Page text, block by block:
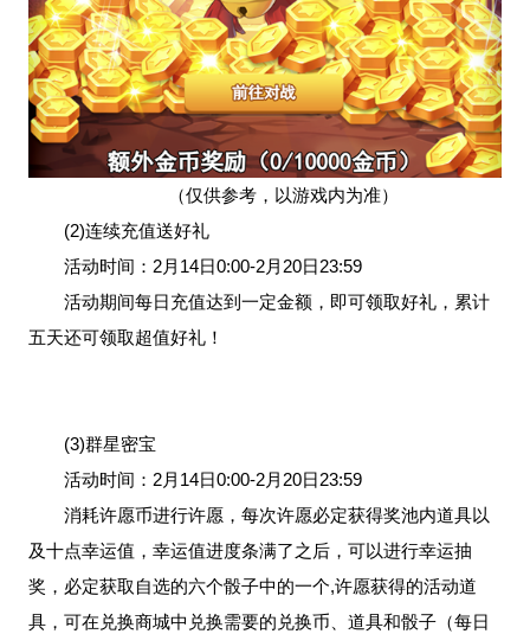
（仅供参考，以游戏内为准）
(2)连续充值送好礼
活动时间：2月14日0:00-2月20日23:59
活动期间每日充值达到一定金额，即可领取好礼，累计
五天还可领取超值好礼！
(3)群星密宝
活动时间：2月14日0:00-2月20日23:59
消耗许愿币进行许愿，每次许愿必定获得奖池内道具以
及十点幸运值，幸运值进度条满了之后，可以进行幸运抽
奖，必定获取自选的六个骰子中的一个,许愿获得的活动道
具，可在兑换商城中兑换需要的兑换币、道具和骰子（每日